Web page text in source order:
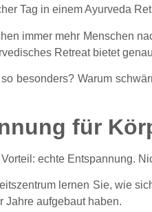
Tag in einem Ayurveda
immer mehr Menschen
Retreat bietet
besonders? Warum
für
echte Entspannung.
lernen Sie, wie
Jahre aufgebaut haben.